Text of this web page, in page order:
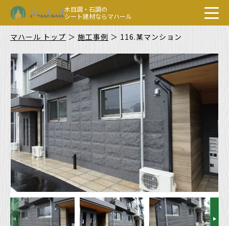
木目調・石調の
シート建材ならマハール
マハール トップ ＞ 施工事例 ＞ 116.某マンション